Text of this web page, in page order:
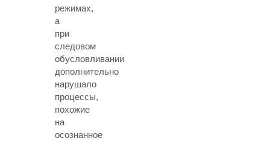
режимах,
а
при
следовом
обусловливании
дополнительно
нарушало
процессы,
похожие
на
осознанное